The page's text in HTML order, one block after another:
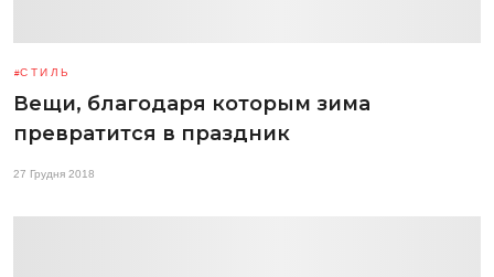
СТИЛЬ
Вещи, благодаря которым зима
превратится в праздник
27 Грудня 2018